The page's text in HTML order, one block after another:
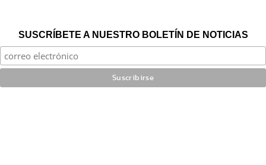
SUSCRÍBETE A NUESTRO BOLETÍN DE NOTICIAS